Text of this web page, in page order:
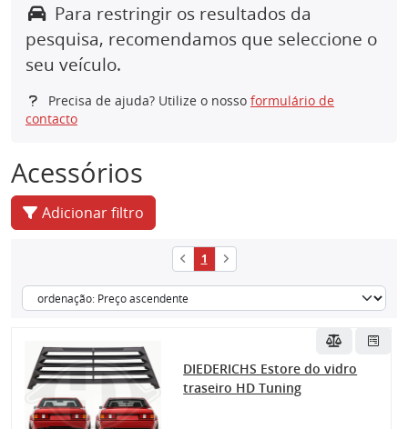
Para restringir os resultados da
pesquisa, recomendamos que seleccione o
seu veículo.
Precisa de ajuda? Utilize o nosso formulário de
contacto
Acessórios
Adicionar filtro
1
DIEDERICHS Estore do vidro
traseiro HD Tuning